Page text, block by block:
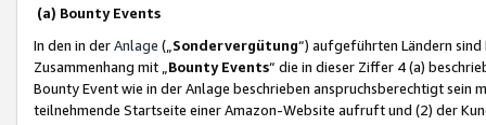
(a) Bounty Events
In den in derAnlage („ Sondervergütung“) aufgeführten Ländern
Zusammenhang mit „ Bounty Events“ die in dieser Ziffer 4 (a)
Bounty Event wie in der Anlage beschrieben anspruchsberechtigt sein
teilnehmende Startseite einer Amazon-Website aufruft und (2) der